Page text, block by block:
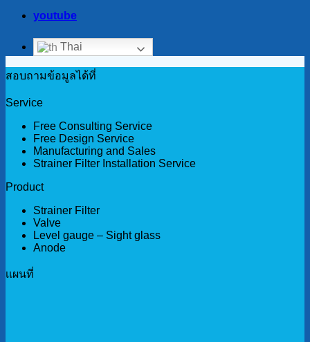
youtube
Thai
สอบถามข้อมูลได้ที่
Service
Free Consulting Service
Free Design Service
Manufacturing and Sales
Strainer Filter Installation Service
Product
Strainer Filter
Valve
Level gauge – Sight glass
Anode
เเผนที่